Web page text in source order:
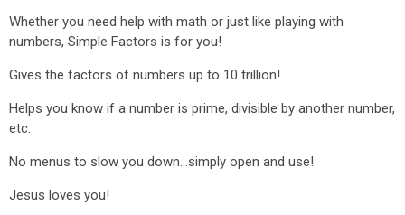
Whether you need help with math or just like playing with
numbers, Simple Factors is for you!
Gives the factors of numbers up to 10 trillion!
Helps you know if a number is prime, divisible by another number,
etc.
No menus to slow you down...simply open and use!
Jesus loves you!